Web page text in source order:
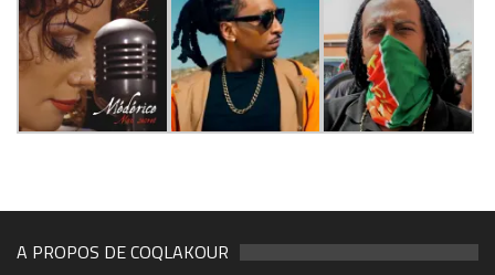
A PROPOS DE COQLAKOUR